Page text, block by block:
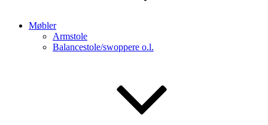
Møbler
Armstole
Balancestole/swoppere o.l.